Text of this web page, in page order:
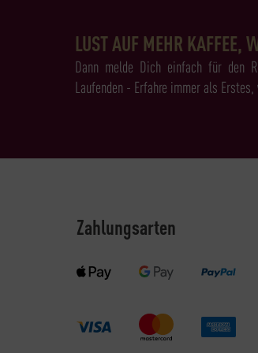
LUST AUF MEHR KAFFEE,
Dann melde Dich einfach für den
Laufenden - Erfahre immer als
Zahlungsarten